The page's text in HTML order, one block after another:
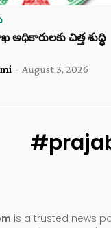
చిత్త శుద్ధి
- August 3, 2026
is a trusted news